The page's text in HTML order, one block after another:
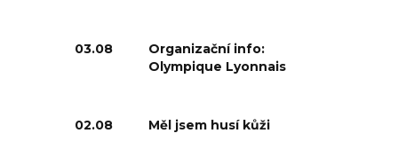
03.08
Organizační info:
Olympique Lyonnais
02.08 Měl jsem husí kůži